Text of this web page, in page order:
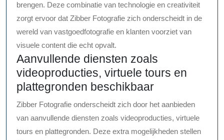
brengen. Deze combinatie van technologie en creativiteit
zorgt ervoor dat Zibber Fotografie zich onderscheidt in de
wereld van vastgoedfotografie en klanten voorziet van
visuele content die echt opvalt.
Aanvullende diensten zoals
videoproducties, virtuele tours en
plattegronden beschikbaar
Zibber Fotografie onderscheidt zich door het aanbieden
van aanvullende diensten zoals videoproducties, virtuele
tours en plattegronden. Deze extra mogelijkheden stellen